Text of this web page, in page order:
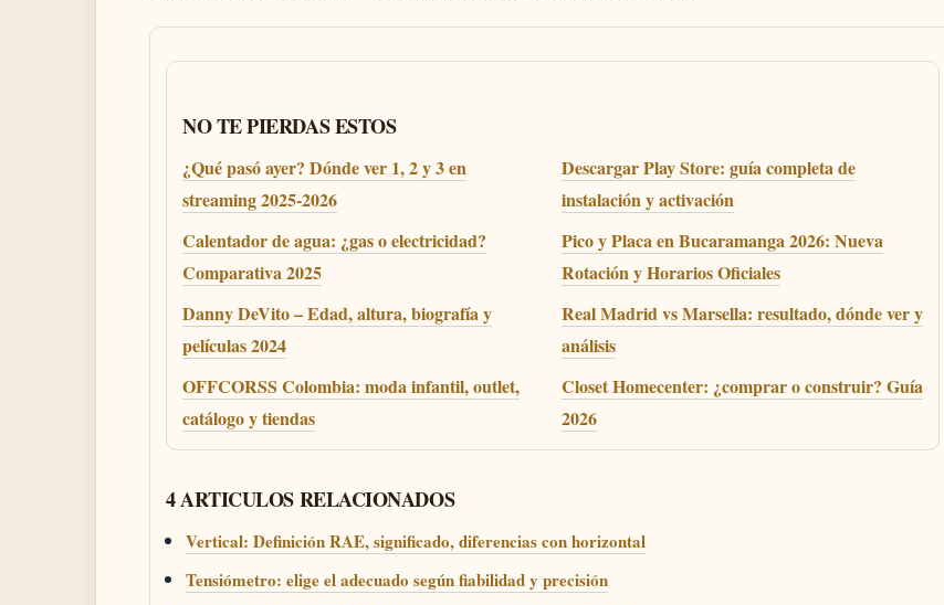
NO TE PIERDAS ESTOS
¿Qué pasó ayer? Dónde ver 1, 2 y 3 en
streaming 2025-2026
Descargar Play Store: guía completa de
instalación y activación
Calentador de agua: ¿gas o electricidad?
Comparativa 2025
Pico y Placa en Bucaramanga 2026: Nueva
Rotación y Horarios Oficiales
Danny DeVito – Edad, altura, biografía y
películas 2024
Real Madrid vs Marsella: resultado, dónde ver y
análisis
OFFCORSS Colombia: moda infantil, outlet,
catálogo y tiendas
Closet Homecenter: ¿comprar o construir? Guía
2026
4 ARTICULOS RELACIONADOS
Vertical: Definición RAE, significado, diferencias con horizontal
Tensiómetro: elige el adecuado según fiabilidad y precisión